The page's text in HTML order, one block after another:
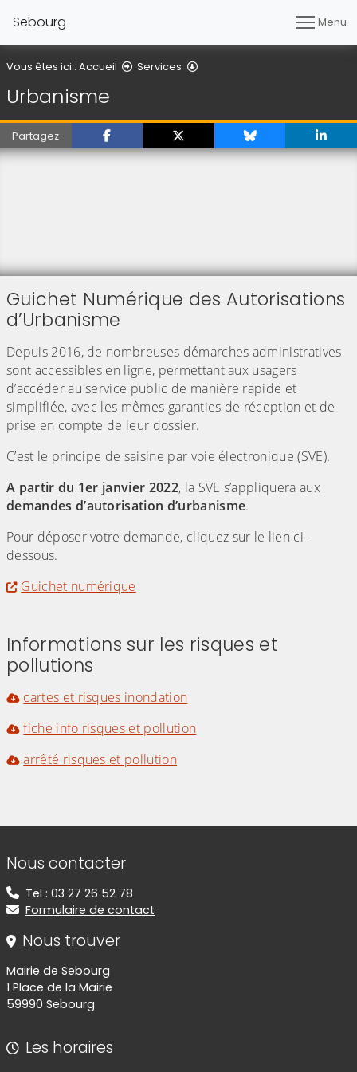
Sebourg Menu
Vous êtes ici : Accueil Services
Urbanisme
Partagez
Guichet Numérique des Autorisations
d’Urbanisme
Depuis 2016, de nombreuses démarches administratives
sont accessibles en ligne, permettant aux usagers
d’accéder au service public de manière rapide et
simplifiée, avec les mêmes garanties de réception et de
prise en compte de leur dossier.
C’est le principe de saisine par voie électronique (SVE).
A partir du 1er janvier 2022, la SVE s’appliquera aux
demandes d’autorisation d’urbanisme.
Pour déposer votre demande, cliquez sur le lien ci-
dessous.
Guichet numérique
Informations sur les risques et
pollutions
cartes et risques inondation
fiche info risques et pollution
arrêté risques et pollution
Informations de contact
Nous contacter
Tel : 03 27 26 52 78
Formulaire de contact
Nous trouver
Mairie de Sebourg
1 Place de la Mairie
59990 Sebourg
Les horaires